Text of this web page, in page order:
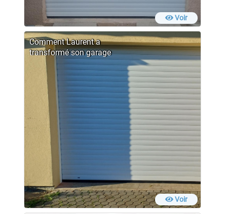
Voir
Comment Laurent a
transformé son garage
Voir